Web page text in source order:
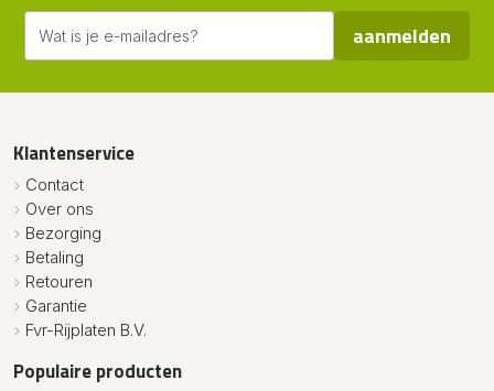
aanmelden
Klantenservice
Contact
Over ons
Bezorging
Betaling
Retouren
Garantie
Fvr-Rijplaten B.V.
Populaire producten